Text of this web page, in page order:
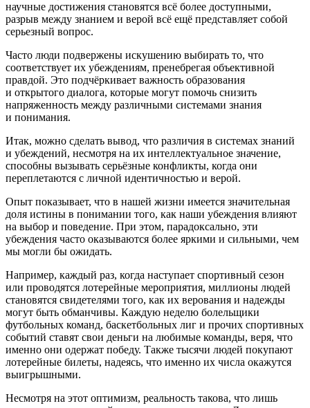
научные достижения становятся всё более доступными,
разрыв между знанием и верой всё ещё представляет собой
серьезный вопрос.
Часто люди подвержены искушению выбирать то, что
соответствует их убеждениям, пренебрегая объективной
правдой. Это подчёркивает важность образования
и открытого диалога, которые могут помочь снизить
напряженность между различными системами знания
и понимания.
Итак, можно сделать вывод, что различия в системах знаний
и убеждений, несмотря на их интеллектуальное значение,
способны вызывать серьёзные конфликты, когда они
переплетаются с личной идентичностью и верой.
Опыт показывает, что в нашей жизни имеется значительная
доля истины в понимании того, как наши убеждения влияют
на выбор и поведение. При этом, парадоксально, эти
убеждения часто оказываются более яркими и сильными, чем
мы могли бы ожидать.
Например, каждый раз, когда наступает спортивный сезон
или проводятся лотерейные мероприятия, миллионы людей
становятся свидетелями того, как их верования и надежды
могут быть обманчивы. Каждую неделю болельщики
футбольных команд, баскетбольных лиг и прочих спортивных
событий ставят свои деньги на любимые команды, веря, что
именно они одержат победу. Также тысячи людей покупают
лотерейные билеты, надеясь, что именно их числа окажутся
выигрышными.
Несмотря на этот оптимизм, реальность такова, что лишь